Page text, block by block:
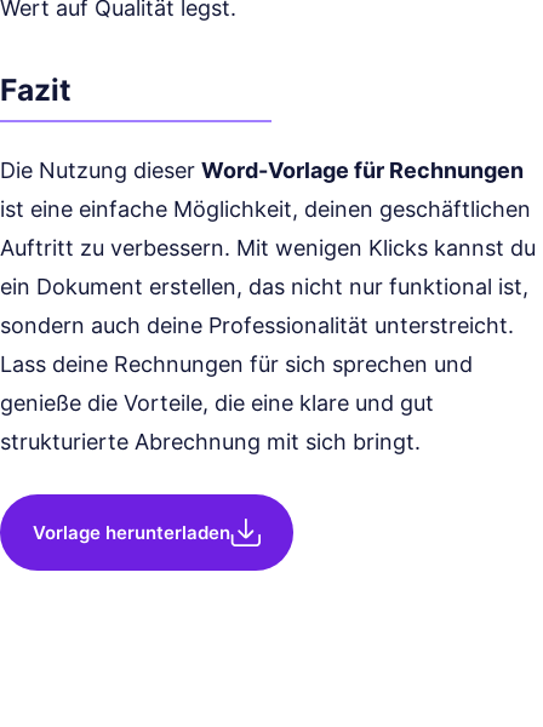
Wert auf Qualität legst.
Fazit
Die Nutzung dieser Word-Vorlage für Rechnungen
ist eine einfache Möglichkeit, deinen geschäftlichen
Auftritt zu verbessern. Mit wenigen Klicks kannst du
ein Dokument erstellen, das nicht nur funktional ist,
sondern auch deine Professionalität unterstreicht.
Lass deine Rechnungen für sich sprechen und
genieße die Vorteile, die eine klare und gut
strukturierte Abrechnung mit sich bringt.
Vorlage herunterladen